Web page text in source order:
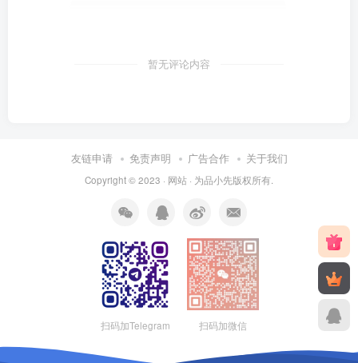
暂无评论内容
友链申请 免责声明 广告合作 关于我们
Copyright © 2023 · 网站 · 为品小先版权所有.
扫码加Telegram 扫码加微信